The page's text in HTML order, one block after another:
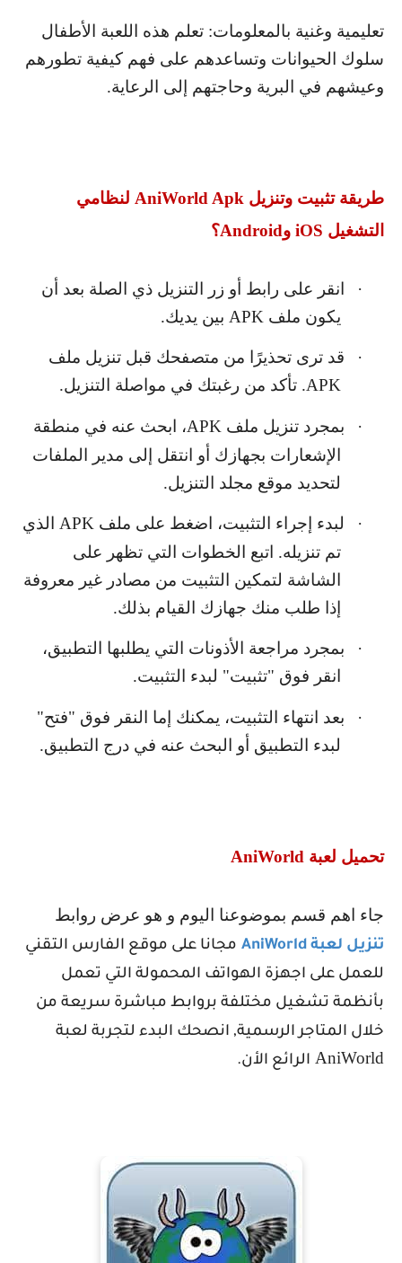
تعليمية وغنية بالمعلومات: تعلم هذه اللعبة الأطفال
سلوك الحيوانات وتساعدهم على فهم كيفية تطورهم
وعيشهم في البرية وحاجتهم إلى الرعاية.
طريقة تثبيت وتنزيل AniWorld Apk لنظامي
التشغيل iOS وAndroid؟
·
انقر على رابط أو زر التنزيل ذي الصلة بعد أن
يكون ملف APK بين يديك.
·
قد ترى تحذيرًا من متصفحك قبل تنزيل ملف
APK. تأكد من رغبتك في مواصلة التنزيل.
· بمجرد تنزيل ملف APK، ابحث عنه في منطقة
الإشعارات بجهازك أو انتقل إلى مدير الملفات
لتحديد موقع مجلد التنزيل.
· لبدء إجراء التثبيت، اضغط على ملف APK الذي
تم تنزيله. اتبع الخطوات التي تظهر على
الشاشة لتمكين التثبيت من مصادر غير معروفة
إذا طلب منك جهازك القيام بذلك.
·
بمجرد مراجعة الأذونات التي يطلبها التطبيق،
انقر فوق "تثبيت" لبدء التثبيت.
·
بعد انتهاء التثبيت، يمكنك إما النقر فوق "فتح"
لبدء التطبيق أو البحث عنه في درج التطبيق.
تحميل لعبة AniWorld
جاء اهم قسم بموضوعنا اليوم و هو عرض روابط
تنزيل لعبة AniWorld مجانا على موقع الفارس التقني
للعمل على اجهزة الهواتف المحمولة التي تعمل
بأنظمة تشغيل مختلفة بروابط مباشرة سريعة من
خلال المتاجر الرسمية, انصحك البدء لتجربة لعبة
AniWorld الرائع الأن.